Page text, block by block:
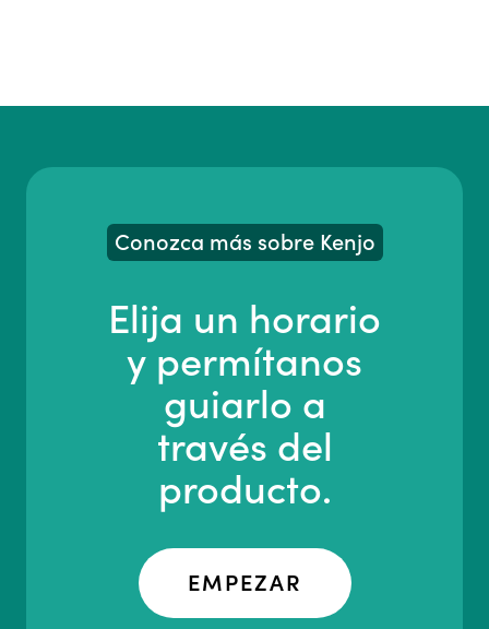
Conozca más sobre Kenjo
Elija un horario
y permítanos
guiarlo a
través del
producto.
EMPEZAR